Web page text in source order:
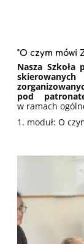
"O czym mówi
Nasza Szkoła
pod
w ramach
1. moduł: O